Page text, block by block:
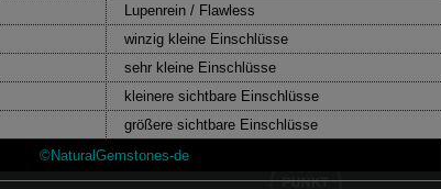
Lupenrein / Flawless
winzig kleine Einschlüsse
sehr kleine Einschlüsse
kleinere sichtbare Einschlüsse
größere sichtbare Einschlüsse
©NaturalGemstones-de